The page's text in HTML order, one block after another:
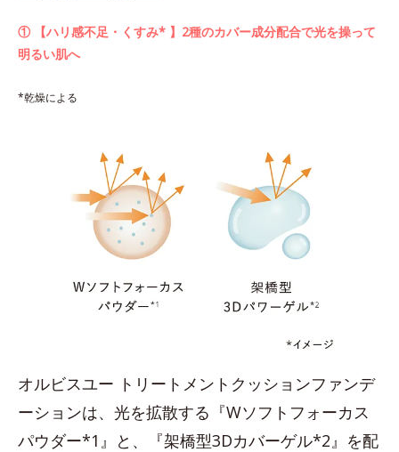
① 【ハリ感不足・くすみ* 】2種のカバー成分配合で光を操って
明るい肌へ
*乾燥による
オルビスユー トリートメントクッションファンデ
ーションは、光を拡散する『Wソフトフォーカス
パウダー*1』と、『架橋型3Dカバーゲル*2』を配